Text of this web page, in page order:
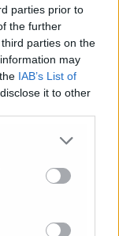
parties prior to
the further
parties on the
may
IAB’s List of
it to other